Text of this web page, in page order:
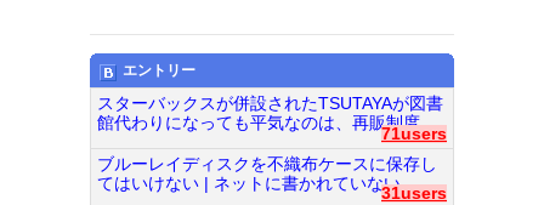
エントリー
スターバックスが併設されたTSUTAYAが図書
館代わりになっても平気なのは、再販制度...
71users
ブルーレイディスクを不織布ケースに保存し
てはいけない | ネットに書かれていない...
31users